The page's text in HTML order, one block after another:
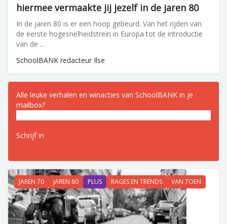
hiermee vermaakte jij jezelf in de jaren 80
In de jaren 80 is er een hoop gebeurd. Van het rijden van
de eerste hogesnelheidstrein in Europa tot de introductie
van de ...
SchoolBANK redacteur Ilse
Alle leuke verhalen en winacties van SchoolBANK in je
mailbox?
JAREN 70 JAREN 80 PLUS RAGES EN TRENDS VAN TOEN